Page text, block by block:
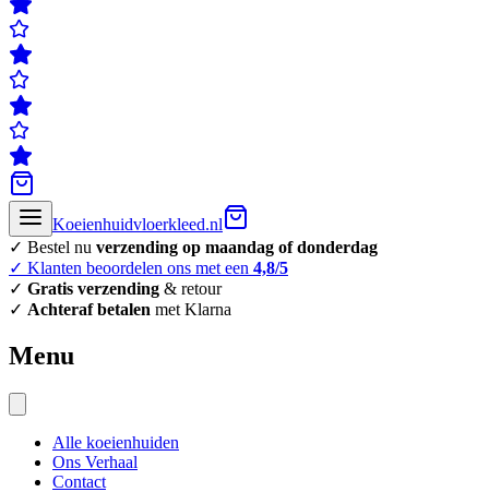
Koeienhuidvloerkleed.nl
✓ Bestel nu verzending op maandag of donderdag
✓ Klanten beoordelen ons met een 4,8/5
✓ Gratis verzending & retour
✓ Achteraf betalen met Klarna
Menu
Alle koeienhuiden
Ons Verhaal
Contact